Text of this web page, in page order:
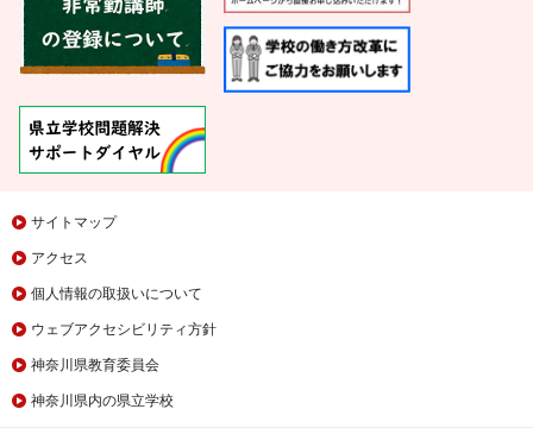
サイトマップ
アクセス
個人情報の取扱いについて
ウェブアクセシビリティ方針
神奈川県教育委員会
神奈川県内の県立学校